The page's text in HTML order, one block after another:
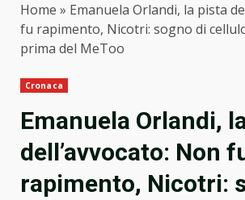
Home » Emanuela Orlandi, la pista
fu rapimento, Nicotri: sogno di
prima del MeToo
Cronaca
Emanuela Orlandi,
dell’avvocato: Non
rapimento, Nicotri: